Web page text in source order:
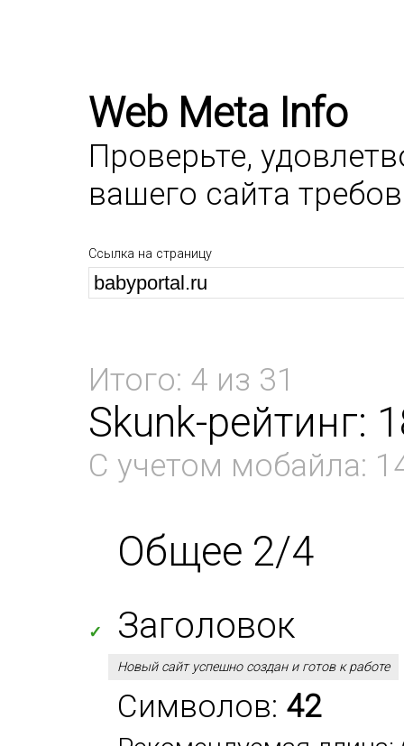
Web Meta Info
Проверьте,
вашего сайта
Ссылка на страницу
Итого: 4 из 31
Skunk-рейтинг:
С учетом мобайла:
Общее 2/4
✓ Заголовок
Новый сайт успешно создан и готов к работе
Символов: 42